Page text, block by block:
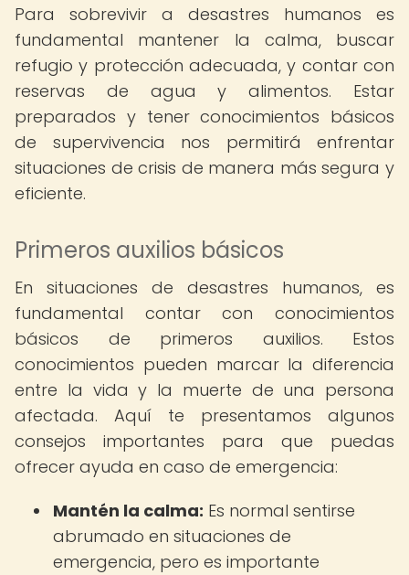
Para sobrevivir a desastres humanos es
fundamental mantener la calma, buscar
refugio y protección adecuada, y contar con
reservas de agua y alimentos. Estar
preparados y tener conocimientos básicos
de supervivencia nos permitirá enfrentar
situaciones de crisis de manera más segura y
eficiente.
Primeros auxilios básicos
En situaciones de desastres humanos, es
fundamental contar con conocimientos
básicos de primeros auxilios. Estos
conocimientos pueden marcar la diferencia
entre la vida y la muerte de una persona
afectada. Aquí te presentamos algunos
consejos importantes para que puedas
ofrecer ayuda en caso de emergencia:
Mantén la calma: Es normal sentirse
abrumado en situaciones de
emergencia, pero es importante